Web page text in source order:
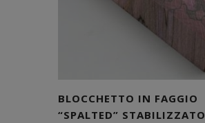
BLOCCHETTO IN FAGGIO
“SPALTED” STABILIZZATO